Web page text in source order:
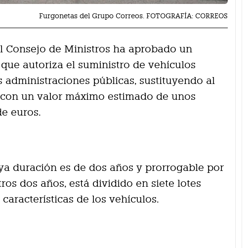
Furgonetas del Grupo Correos. FOTOGRAFÍA: CORREOS
Consejo de Ministros ha aprobado un
autoriza el suministro de vehículos
administraciones públicas, sustituyendo al
con un valor máximo estimado de unos
euros.
duración es de dos años y prorrogable por
dos años, está dividido en siete lotes
de los vehículos.